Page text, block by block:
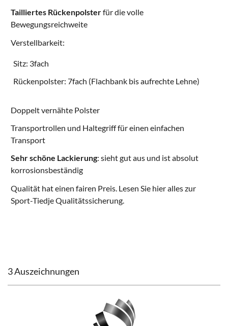
Tailliertes Rückenpolsterfür die volle
Bewegungsreichweite
Verstellbarkeit:
Sitz: 3fach
Rückenpolster: 7fach (Flachbank bis aufrechte Lehne)
Doppelt vernähte Polster
Transportrollen und Haltegriff für einen einfachen
Transport
Sehr schöne Lackierung: sieht gut aus und ist absolut
korrosionsbeständig
Qualität hat einen fairen Preis. Lesen Sie hier alles zur
Sport-Tiedje Qualitätssicherung.
3 Auszeichnungen